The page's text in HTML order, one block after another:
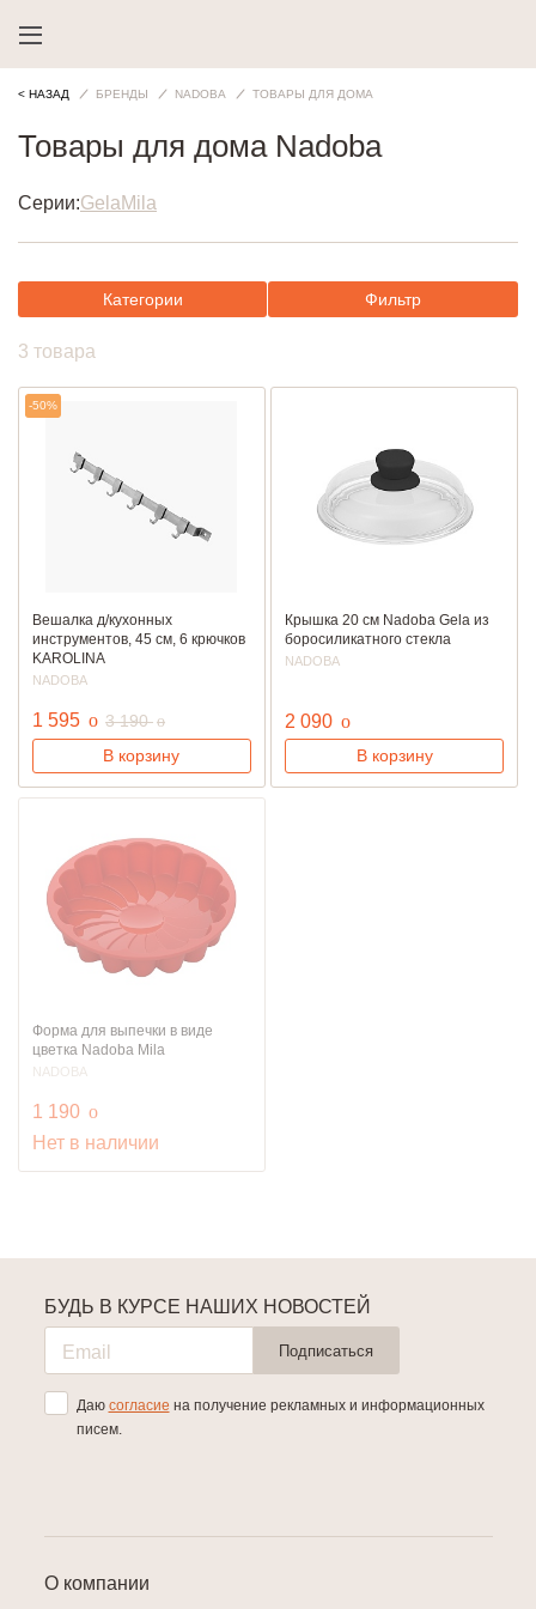
< НАЗАД БРЕНДЫ NADOBA ТОВАРЫ ДЛЯ ДОМА
Товары для дома Nadoba
Серии:GelaMila
Категории Фильтр
3 товара
-50%
Вешалка д/кухонных
инструментов, 45 см, 6 крючков
KAROLINA
NADOBA
1 595 руб.
o 3 190руб.
o
В корзину
Крышка 20 см Nadoba Gela из
боросиликатного стекла
NADOBA
2 090 руб.
o
В корзину
Форма для выпечки в виде
цветка Nadoba Mila
NADOBA
1 190 руб.
o
Нет в наличии
О компании
БУДЬ В КУРСЕ НАШИХ НОВОСТЕЙ
Подписаться
Даю согласие на получение рекламных и информационных
писем.